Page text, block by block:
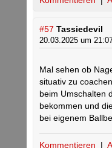
#57 Tassiedevil
20.03.2025 um
Mal sehen ob
situativ zu
beim Umschalten
bekommen und
bei eigenem
Kommentieren |